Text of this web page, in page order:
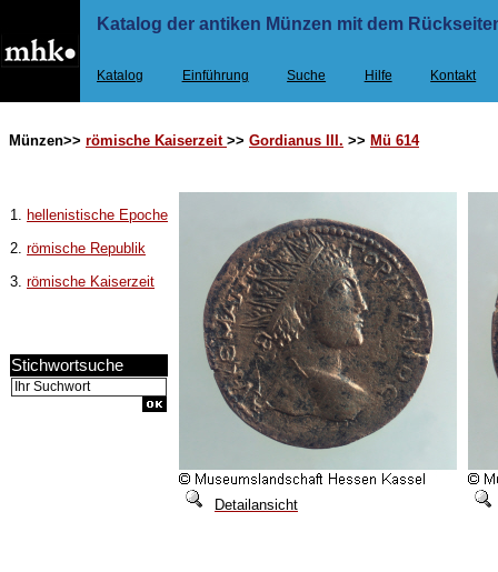
Katalog der antiken Münzen mit dem
Katalog Einführung Suche Hilfe Kontakt
Münzen>> römische Kaiserzeit >> Gordianus III. >> Mü 614
1.
hellenistische Epoche
2. römische Republik
3. römische Kaiserzeit
Stichwortsuche
Detailansicht